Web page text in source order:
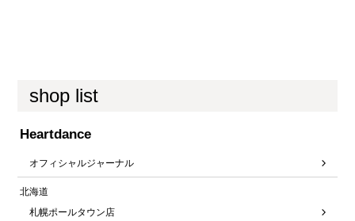
shop list
Heartdance
オフィシャルジャーナル
北海道
札幌ポールタウン店